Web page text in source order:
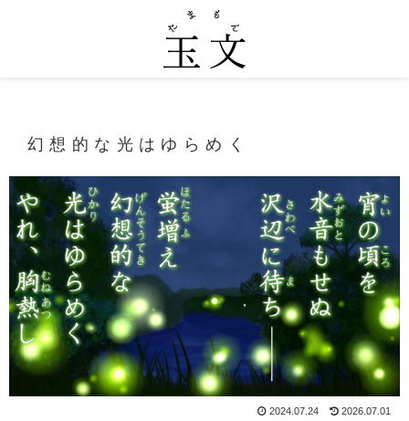
幻想的な光はゆらめく
2024.07.24 2026.07.01